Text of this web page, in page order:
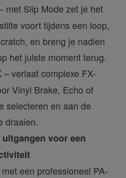
met Slip Mode zet je het
voort tijdens een loop,
en breng je nadien
het juiste moment terug.
– verlaat complexe FX-
Vinyl Brake, Echo of
selecteren en aan de
draaien.
voor een
een professioneel PA-